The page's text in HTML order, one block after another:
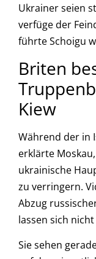
Ukrainer seien
verfüge der
führte Schoigu
Briten
Kiew
Während der in
erklärte
ukrainische
zu verringern.
Abzug
lassen sich
Sie sehen